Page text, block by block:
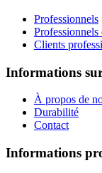
Professionnels
Clients
Informations
À propos de
Durabilité
Contact
Informations